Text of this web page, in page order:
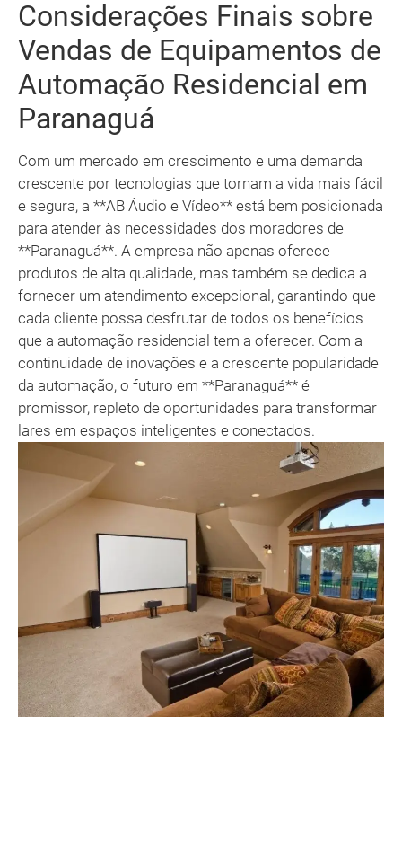
Considerações Finais sobre
Vendas de Equipamentos de
Automação Residencial em
Paranaguá
Com um mercado em crescimento e uma demanda
crescente por tecnologias que tornam a vida mais fácil
e segura, a **AB Áudio e Vídeo** está bem posicionada
para atender às necessidades dos moradores de
**Paranaguá**. A empresa não apenas oferece
produtos de alta qualidade, mas também se dedica a
fornecer um atendimento excepcional, garantindo que
cada cliente possa desfrutar de todos os benefícios
que a automação residencial tem a oferecer. Com a
continuidade de inovações e a crescente popularidade
da automação, o futuro em **Paranaguá** é
promissor, repleto de oportunidades para transformar
lares em espaços inteligentes e conectados.